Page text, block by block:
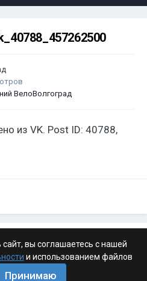
ВелоВолгоград
из VK. Post ID: 40788,
вы соглашаетесь с нашей
и использованием файлов
Принимаю